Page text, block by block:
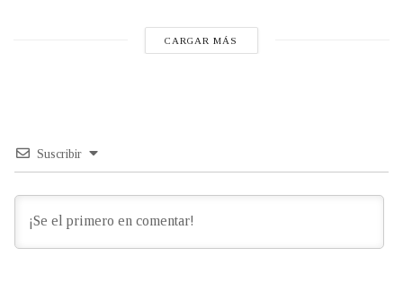
CARGAR MÁS
Suscribir